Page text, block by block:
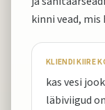
kinni vead,
KLIENDI KIIRE
kas vesi
läbiviigud